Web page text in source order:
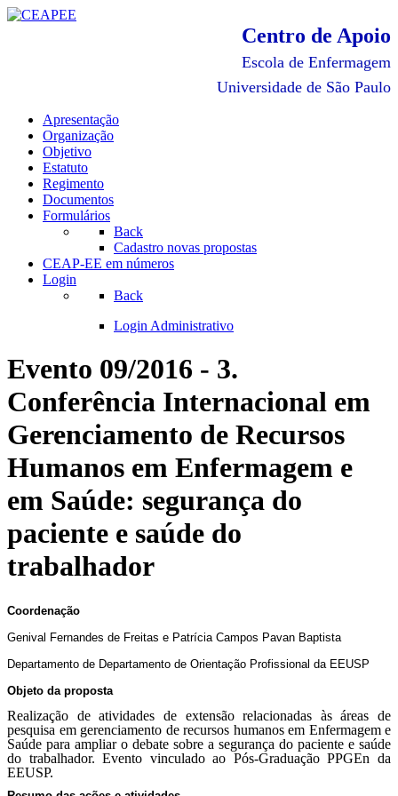
Centro de Apoio
Escola de Enfermagem
Universidade de São Paulo
Apresentação
Organização
Objetivo
Estatuto
Regimento
Documentos
Formulários
Back
Cadastro novas propostas
CEAP-EE em números
Login
Back
Login Administrativo
Evento 09/2016 - 3.
Conferência Internacional em
Gerenciamento de Recursos
Humanos em Enfermagem e
em Saúde: segurança do
paciente e saúde do
trabalhador
Coordenação
Genival Fernandes de Freitas e Patrícia Campos Pavan Baptista
Departamento de Departamento de Orientação Profissional da EEUSP
Objeto da proposta
Realização de atividades de extensão relacionadas às áreas de
pesquisa em gerenciamento de recursos humanos em Enfermagem e
Saúde para ampliar o debate sobre a segurança do paciente e saúde
do trabalhador. Evento vinculado ao Pós-Graduação PPGEn da
EEUSP.